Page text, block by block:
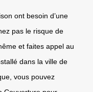
ont besoin d’une
pas le risque de
et faites appel au
dans la ville de
vous pouvez